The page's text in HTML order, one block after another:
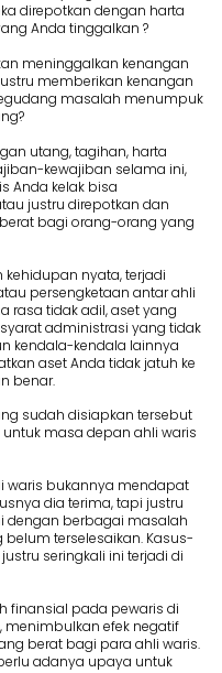
direpotkan dengan harta
Anda tinggalkan ?
meninggalkan kenangan
memberikan kenangan
masalah menumpuk
utang, tagihan, harta
kewajiban selama ini,
Anda kelak bisa
justru direpotkan dan
bagi orang-orang yang
kehidupan nyata, terjadi
persengketaan antar ahli
rasa tidak adil, aset yang
administrasi yang tidak
kendala-kendala lainnya
aset Anda tidak jatuh ke
benar.
sudah disiapkan tersebut
masa depan ahli waris
waris bukannya mendapat
dia terima, tapi justru
dengan berbagai masalah
terselesaikan. Kasus-
seringkali ini terjadi di
finansial pada pewaris di
efek negatif
berat bagi para ahli waris.
adanya upaya untuk